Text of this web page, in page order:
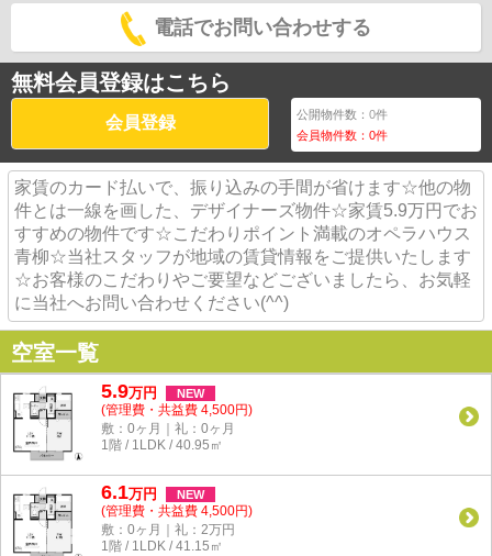
電話でお問い合わせする
無料会員登録はこちら
会員登録 公開物件数：0件
会員物件数：0件
家賃のカード払いで、振り込みの手間が省けます☆他の物
件とは一線を画した、デザイナーズ物件☆家賃5.9万円でお
すすめの物件です☆こだわりポイント満載のオペラハウス
青柳☆当社スタッフが地域の賃貸情報をご提供いたします
☆お客様のこだわりやご要望などございましたら、お気軽
に当社へお問い合わせください(^^)
空室一覧
5.9万円 NEW
(管理費・共益費 4,500円)
敷：0ヶ月｜礼：0ヶ月
1階 / 1LDK / 40.95㎡
6.1万円 NEW
(管理費・共益費 4,500円)
敷：0ヶ月｜礼：2万円
1階 / 1LDK / 41.15㎡